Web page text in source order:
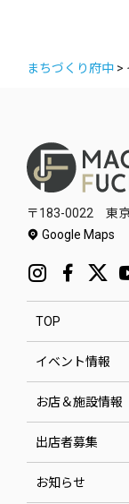
まちづくり府中 >
〒183-0022 東
Google Maps
TOP
イベント情報
お店＆施設情報
出店者募集
お知らせ